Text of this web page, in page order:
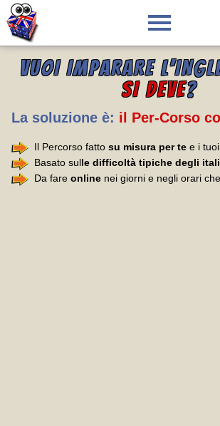
VUOI IMPARARE
SI DEVE?
La soluzione è: il Per-Corso
Il Percorso fatto su misura per te e i
Basato sulle difficoltà tipiche degli
Da fare online nei giorni e negli orari